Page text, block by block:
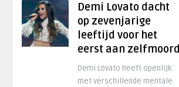
Demi Lovato dacht
op zevenjarige
leeftijd voor het
eerst aan zelfmoord
Demi Lovato heeft openlijk
met verschillende mentale